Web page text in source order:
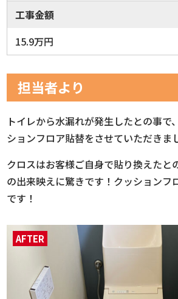
工事金額
15.9万円
担当者より
トイレから水漏れが発生したとの事で
ションフロア貼替をさせていただきま
クロスはお客様ご自身で貼り換えたと
の出来映えに驚きです！クッションフ
です！
AFTER